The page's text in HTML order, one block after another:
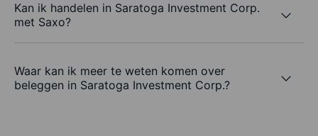
Kan ik handelen in Saratoga Investment Corp.
met Saxo?
Waar kan ik meer te weten komen over
beleggen in Saratoga Investment Corp.?